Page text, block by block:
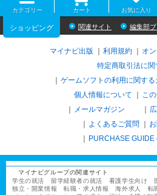
カテゴリー カート お気に入り
ショッピング 関連サイト 編集部
マイナビ出版 利用規約
オ
特定商取引法に関
ゲームソフトの利用に関する
個人情報について
こ
メールマガジン
よくあるご質問
PURCHASE GUIDE
マイナビグループの関連サイト
学生の就活
留学経験者の就活 看護学生向け
独立・開業情報
転職・求人情報 海外求人 転